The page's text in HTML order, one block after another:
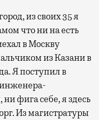
что ни на есть
в Москву
из Казани в
Я поступил в
фига себе, я здесь
Из магистратуры